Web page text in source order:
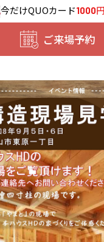
今だけQUOカード1000
ご来場予約